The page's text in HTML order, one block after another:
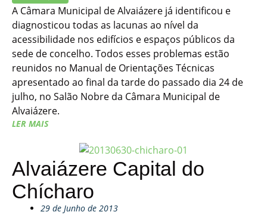
A Câmara Municipal de Alvaiázere já identificou e
diagnosticou todas as lacunas ao nível da
acessibilidade nos edifícios e espaços públicos da
sede de concelho. Todos esses problemas estão
reunidos no Manual de Orientações Técnicas
apresentado ao final da tarde do passado dia 24 de
julho, no Salão Nobre da Câmara Municipal de
Alvaiázere.
LER MAIS
Alvaiázere Capital do
Chícharo
29 de Junho de 2013